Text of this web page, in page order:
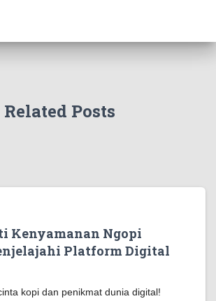
Related Posts
Kenyamanan Ngopi
Platform Digital
kopi dan penikmat dunia digital!